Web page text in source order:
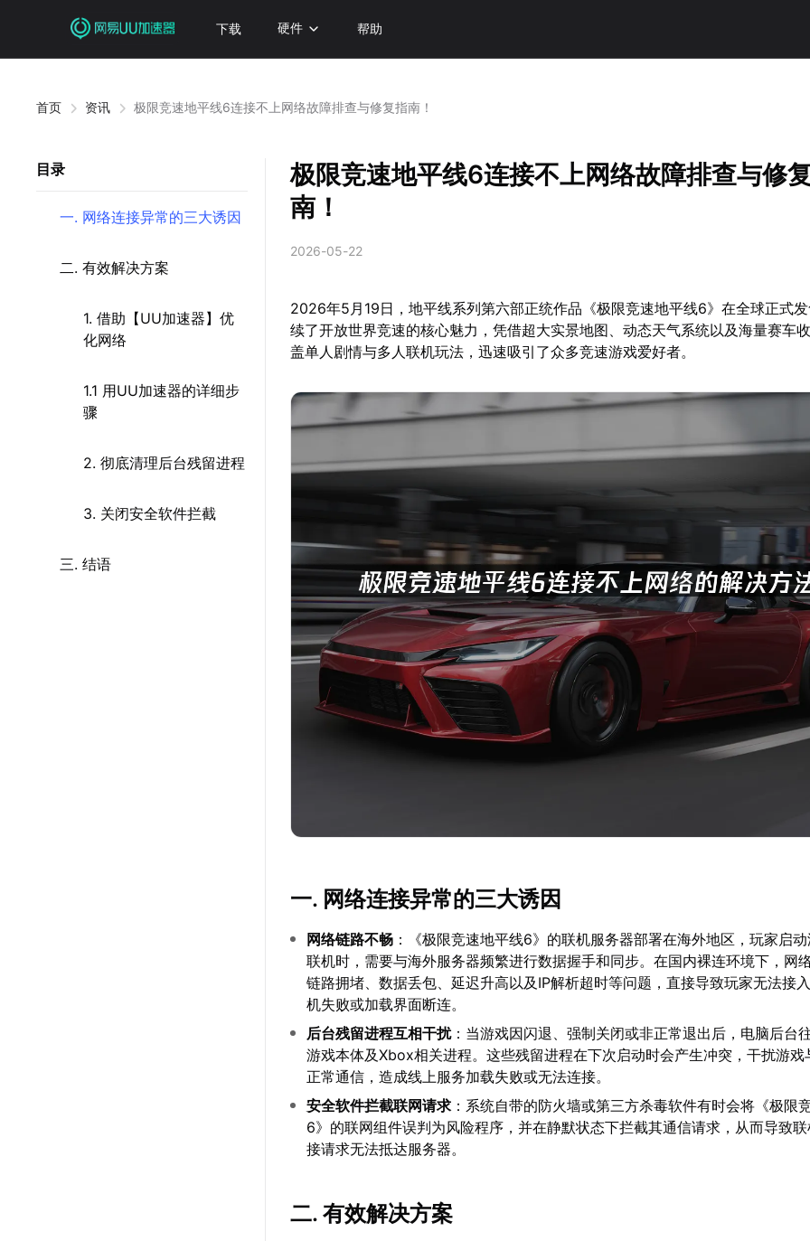
下载 硬件 帮助
首页 资讯 极限竞速地平线6连接不上网络故障排查与修复指南！
目录
一. 网络连接异常的三大诱因
二. 有效解决方案
1. 借助【UU加速器】优
化网络
1.1 用UU加速器的详细步
骤
2. 彻底清理后台残留进程
3. 关闭安全软件拦截
三. 结语
极限竞速地平线6连接不上网络故障排查与修
南！
2026-05-22
2026年5月19日，地平线系列第六部正统作品《极限竞速地平线6》在全球正式
续了开放世界竞速的核心魅力，凭借超大实景地图、动态天气系统以及海量赛车
盖单人剧情与多人联机玩法，迅速吸引了众多竞速游戏爱好者。
一. 网络连接异常的三大诱因
网络链路不畅 ：《极限竞速地平线6》的联机服务器部署在海外地区，玩家启
联机时，需要与海外服务器频繁进行数据握手和同步。在国内裸连环境下，网
链路拥堵、数据丢包、延迟升高以及IP解析超时等问题，直接导致玩家无法接
机失败或加载界面断连。
后台残留进程互相干扰：当游戏因闪退、强制关闭或非正常退出后，电脑后台
游戏本体及Xbox相关进程。这些残留进程在下次启动时会产生冲突，干扰游戏
正常通信，造成线上服务加载失败或无法连接。
安全软件拦截联网请求 ：系统自带的防火墙或第三方杀毒软件有时会将《极限
6》的联网组件误判为风险程序，并在静默状态下拦截其通信请求，从而导致
接请求无法抵达服务器。
二. 有效解决方案